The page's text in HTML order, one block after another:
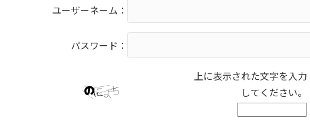
ユーザーネーム：
パスワード：
上に表示された文字を入力
してください。